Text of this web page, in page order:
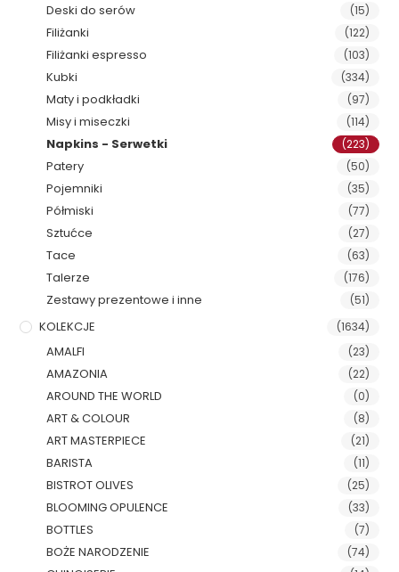
Deski do serów (15)
Filiżanki (122)
Filiżanki espresso (103)
Kubki (334)
Maty i podkładki (97)
Misy i miseczki (114)
Napkins - Serwetki (223)
Patery (50)
Pojemniki (35)
Półmiski (77)
Sztućce (27)
Tace (63)
Talerze (176)
Zestawy prezentowe i inne (51)
KOLEKCJE (1634)
AMALFI (23)
AMAZONIA (22)
AROUND THE WORLD (0)
ART & COLOUR (8)
ART MASTERPIECE (21)
BARISTA (11)
BISTROT OLIVES (25)
BLOOMING OPULENCE (33)
BOTTLES (7)
BOŻE NARODZENIE (74)